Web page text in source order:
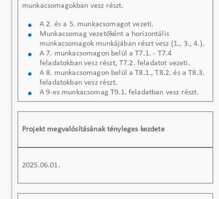
munkacsomagokban vesz részt.
A 2. és a 5. munkacsomagot vezeti.
Munkacsomag vezetőként a horizontális
munkacsomagok munkájában részt vesz (1., 3., 4.).
A 7. munkacsomagon belül a T7.1. - T7.4
feladatokban vesz részt, T7.2. feladatot vezeti.
A 8. munkacsomagon belül a T8.1., T8.2. és a T8.3.
feladatokban vesz részt.
A 9-es munkacsomag T9.1. feladatban vesz részt.
Projekt megvalósításának tényleges kezdete
2025.06.01.